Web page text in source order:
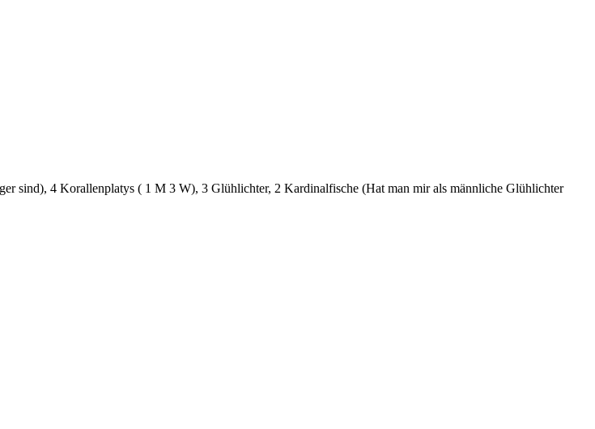
sind), 4 Korallenplatys ( 1 M 3 W), 3 Glühlichter, 2 Kardinalfische (Hat man mir als männliche Glühlichter